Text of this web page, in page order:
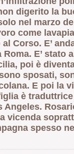
digerito la
nel marzo
come
Corso. E’
E’ stato
poi è
sposati,
E poi la
è
vicenda
spesso